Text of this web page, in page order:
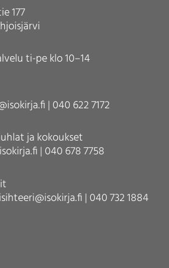
177
ti-pe klo 10–14
| 040 622 7172
ja kokoukset
| 040 678 7758
| 040 732 1884